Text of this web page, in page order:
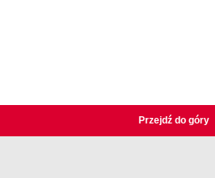
Przejdź do góry